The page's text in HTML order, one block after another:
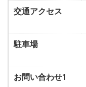
交通アクセス
駐車場
お問い合わせ1